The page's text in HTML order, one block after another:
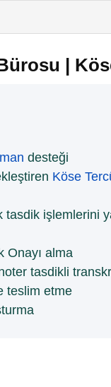
|
desteği
Köse
tasdik işlemlerini
Onayı alma
tasdikli
teslim etme